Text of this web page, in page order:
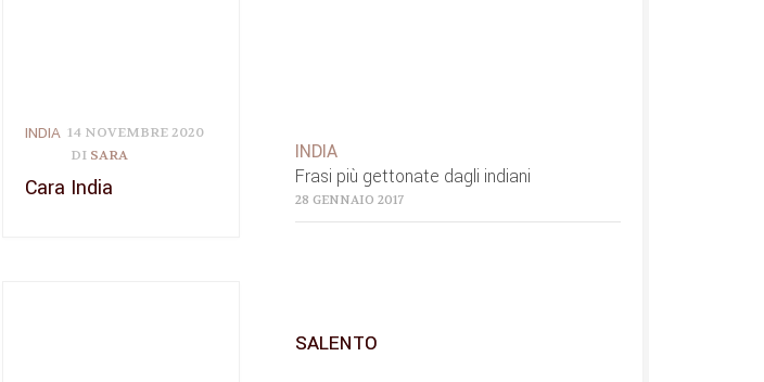
INDIA 14 NOVEMBRE 2020
DI SARA
Cara India
INDIA
Frasi più gettonate dagli indiani
28 GENNAIO 2017
SALENTO